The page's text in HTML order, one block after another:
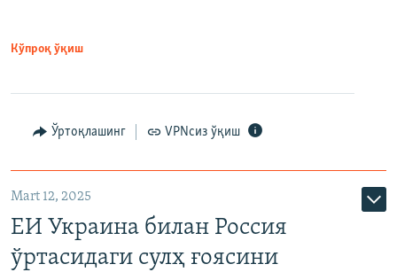
Кўпроқ ўқиш
Ўртоқлашинг VPNсиз ўқиш
Mart 12, 2025
ЕИ Украина билан Россия
ўртасидаги сулҳ ғоясини